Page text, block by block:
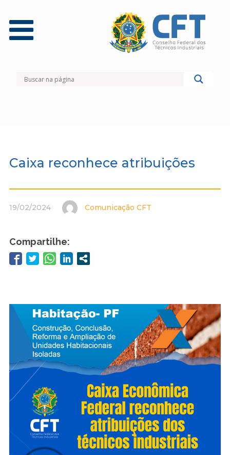
Caixa reconhece atribuições
19/02/2024 Comunicação CFT
Compartilhe: